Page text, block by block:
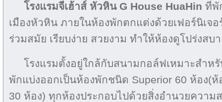
โรงแรมจีเฮ้าส์ หัวหิน G House HuaHin ที่พั
เมืองหัวหิน ภายในห้องพักตกแต่งด้วยเฟอร์นิเจ
ร่วมสมัย เรียบง่าย สวยงาม ทำให้ห้องดูโปร่งสบ
โรงแรมตั้งอยู่ใกล้กับสนามกอล์ฟเหมาะสำ
พักแบ่งออกเป็นห้องพักชนิด Superior 60 ห้อง(ห้
30 ห้อง) ทุกห้องประกอบไปด้วยสิ่งอำนวยความ